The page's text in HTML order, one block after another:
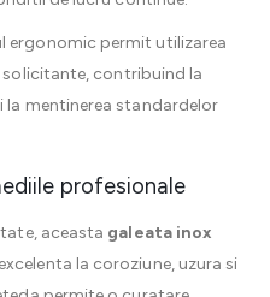
ergonomic permit utilizarea
contribuind la
mentinerea standardelor
profesionale
aceasta galeata inox
la coroziune, uzura si